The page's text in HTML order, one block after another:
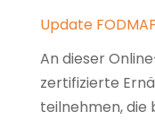
Update
An dieser
zertifizierte
teilnehmen, die